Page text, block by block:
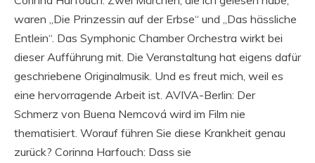
waren „Die Prinzessin auf der Erbse“ und „Das hässliche
Entlein“. Das Symphonic Chamber Orchestra wirkt bei
dieser Aufführung mit. Die Veranstaltung hat eigens dafür
geschriebene Originalmusik. Und es freut mich, weil es
eine hervorragende Arbeit ist. AVIVA-Berlin: Der
Schmerz von Buena Nemcová wird im Film nie
thematisiert. Worauf führen Sie diese Krankheit genau
zurück? Corinna Harfouch: Dass sie